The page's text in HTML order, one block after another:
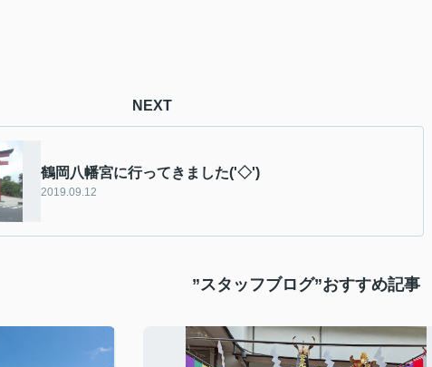
NEXT
鶴岡八幡宮に行ってきました('◇')ゞ
2019.09.12
”スタッフブログ”おすすめ記事